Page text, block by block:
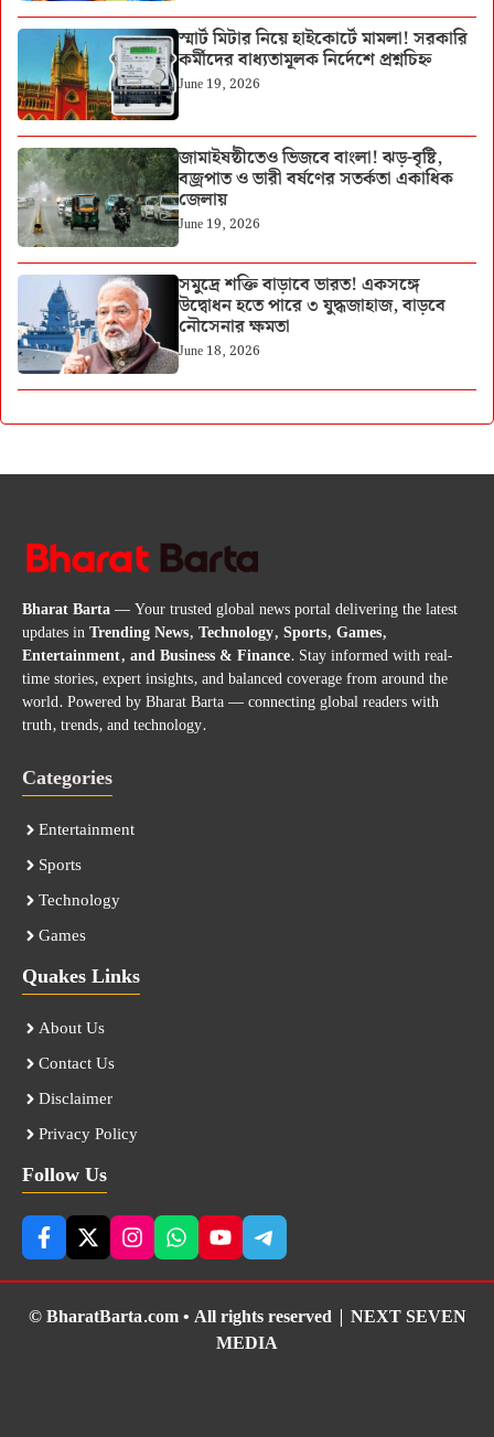
স্মার্ট মিটার নিয়ে হাইকোর্টে মামলা! সরকারি
কর্মীদের বাধ্যতামূলক নির্দেশে প্রশ্নচিহ্ন
June 19, 2026
জামাইষষ্ঠীতেও ভিজবে বাংলা! ঝড়-বৃষ্টি,
বজ্রপাত ও ভারী বর্ষণের সতর্কতা একাধিক
জেলায়
June 19, 2026
সমুদ্রে শক্তি বাড়াবে ভারত! একসঙ্গে
উদ্বোধন হতে পারে ৩ যুদ্ধজাহাজ, বাড়বে
নৌসেনার ক্ষমতা
June 18, 2026
Bharat Barta— Your trusted global news portal delivering the latest
updates inTrending News, Technology, Sports, Games,
Entertainment, and Business & Finance. Stay informed with real-
time stories, expert insights, and balanced coverage from around the
world. Powered by Bharat Barta — connecting global readers with
truth, trends, and technology.
Categories
Entertainment
Sports
Technology
Games
Quakes Links
About Us
Contact Us
Disclaimer
Privacy Policy
Follow Us
© BharatBarta.com • All rights reserved | NEXT SEVEN
MEDIA